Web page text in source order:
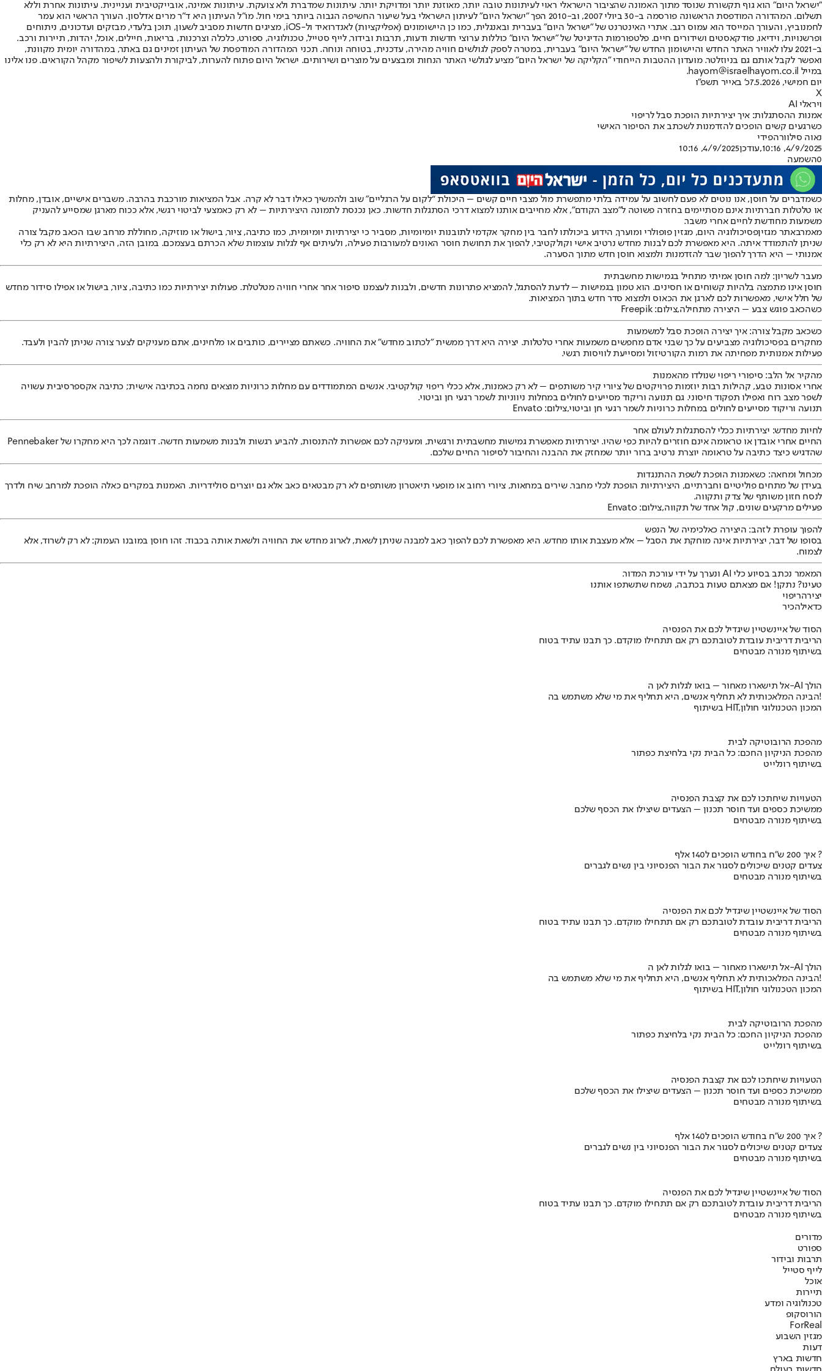
"ישראל היום" הוא גוף תקשורת שנוסד מתוך האמונה שהציבור הישראלי ראוי לעיתונות טובה יותר, מאוזנת יותר ומדויקת יותר. עיתונות שמדברת ולא צועקת. עיתונות אמינה, אובייקטיבית ועניינית. עיתונות אחרת וללא
תשלום. המהדורה המודפסת הראשונה פורסמה ב-30 ביולי 2007, וב-2010 הפך "ישראל היום" לעיתון הישראלי בעל שיעור החשיפה הגבוה ביותר בימי חול. מו"ל העיתון היא ד"ר מרים אדלסון. העורך הראשי הוא עמר
לחמנוביץ, והעורך המייסד הוא עמוס רגב. אתרי האינטרנט של "ישראל היום" בעברית ובאנגלית, כמו כן היישומונים (אפליקציות) לאנדרואיד ול-iOS, מציגים חדשות מסביב לשעון, תוכן בלעדי, מבזקים ועדכונים, ניתוחים
ופרשנויות, וידיאו, פודקאסטים ושידורים חיים. פלטפורמות הדיגיטל של "ישראל היום" כוללות ערוצי חדשות ודעות, תרבות ובידור, לייף סטייל, טכנולוגיה, ספורט, כלכלה וצרכנות, בריאות, חיילים, אוכל, יהדות, תיירות ורכב.
ב-2021 עלו לאוויר האתר החדש והיישומון החדש של "ישראל היום" בעברית, במטרה לספק לגולשים חוויה מהירה, עדכנית, בטוחה ונוחה. תכני המהדורה המודפסת של העיתון זמינים גם באתר, במהדורה יומית מקוונת,
ואפשר לקבל אותם גם בניוזלטר. מועדון ההטבות הייחודי "הקליקה של ישראל היום" מציע לגולשי האתר הנחות ומבצעים על מוצרים ושירותים. ישראל היום פתוח להערות, לביקורת ולהצעות לשיפור מקהל הקוראים. פנו אלינו
במייל hayom@israelhayom.co.il.
יום חמישי, 7.5.2026
כ' באייר תשפ"ו
X
ויראלי AI
אמנות ההסתגלות: איך יצירתיות הופכת סבל לריפוי
כשרגעים קשים הופכים להזדמנות לשכתב את הסיפור האישי
נאוה סילוורהפידי
4/9/2025, 10:16
,עודכן4/9/2025, 10:16
0השמעה
כשמדברים על חוסן, אנו נוטים לא פעם לחשוב על עמידה בלתי מתפשרת מול מצבי חיים קשים – היכולת “לקום על הרגליים” שוב ולהמשיך כאילו דבר לא קרה. אבל המציאות מורכבת בהרבה. משברים אישיים, אובדן, מחלות
או טלטלות חברתיות אינם מסתיימים בחזרה פשוטה ל"מצב הקודם", אלא מחייבים אותנו למצוא דרכי הסתגלות חדשות. כאן נכנסת לתמונה היצירתיות – לא רק כאמצעי לביטוי רגשי, אלא ככוח מארגן שמסייע להעניק
משמעות מחודשת לחיים אחרי משבר.
מאמרבאתר מגזיןפסיכולוגיה היום, מגזין פופולרי ומוערך, הידוע ביכולתו לחבר בין מחקר אקדמי לתובנות יומיומיות, מסביר כי יצירתיות יומיומית, כמו כתיבה, ציור, בישול או מוזיקה, מחוללת מרחב שבו הכאב מקבל צורה
שניתן להתמודד איתה. היא מאפשרת לכם לבנות מחדש נרטיב אישי וקולקטיבי, להפוך את תחושת חוסר האונים למעורבות פעילה, ולעיתים אף לגלות עוצמות שלא הכרתם בעצמכם. במובן הזה, היצירתיות היא לא רק כלי
אמנותי – היא הדרך להפוך שבר להזדמנות ולמצוא חוסן חדש מתוך הסערה.
מעבר לשריון: למה חוסן אמיתי מתחיל בגמישות מחשבתית
חוסן אינו מתמצה בלהיות קשוחים או חסינים. הוא טמון בגמישות – לדעת להסתגל, להמציא פתרונות חדשים, ולבנות לעצמנו סיפור אחר אחרי חוויה מטלטלת. פעולות יצירתיות כמו כתיבה, ציור, בישול או אפילו סידור מחדש
של חלל אישי, מאפשרות לכם לארגן את הכאוס ולמצוא סדר חדש בתוך המציאות.
כשהכאב פוגש צבע – היצירה מתחילה,צילום: Freepik
כשכאב מקבל צורה: איך יצירה הופכת סבל למשמעות
מחקרים בפסיכולוגיה מצביעים על כך שבני אדם מחפשים משמעות אחרי טלטלות. יצירה היא דרך ממשית "לכתוב מחדש" את החוויה. כשאתם מציירים, כותבים או מלחינים, אתם מעניקים לצער צורה שניתן להבין ולעבד.
פעילות אמנותית מפחיתה את רמות הקורטיזול ומסייעת לוויסות רגשי.
מהקיר אל הלב: סיפורי ריפוי שנולדו מהאמנות
אחרי אסונות טבע, קהילות רבות יוזמות פרויקטים של ציורי קיר משותפים – לא רק כאמנות, אלא ככלי ריפוי קולקטיבי. אנשים המתמודדים עם מחלות כרוניות מוצאים נחמה בכתיבה אישית; כתיבה אקספרסיבית עשויה
לשפר מצב רוח ואפילו תפקוד חיסוני. גם תנועה וריקוד מסייעים לחולים במחלות ניווניות לשמר רגעי חן וביטוי.
תנועה וריקוד מסייעים לחולים במחלות כרוניות לשמר רגעי חן וביטוי,צילום: Envato
לחיות מחדש: יצירתיות ככלי להסתגלות לעולם אחר
החיים אחרי אובדן או טראומה אינם חוזרים להיות כפי שהיו. יצירתיות מאפשרת גמישות מחשבתית ורגשית, ומעניקה לכם אפשרות להתנסות, להביע רגשות ולבנות משמעות חדשה. דוגמה לכך היא מחקרו של Pennebaker
שהדגיש כיצד כתיבה על טראומה יוצרת נרטיב ברור יותר שמחזק את ההבנה והחיבור לסיפור החיים שלכם.
מכחול ומחאה: כשאמנות הופכת לשפת ההתנגדות
בעידן של מתחים פוליטיים וחברתיים, היצירתיות הופכת לכלי מחבר. שירים במחאות, ציורי רחוב או מופעי תיאטרון משותפים לא רק מבטאים כאב אלא גם יוצרים סולידריות. האמנות במקרים כאלה הופכת למרחב שיח ולדרך
לנסח חזון משותף של צדק ותקווה.
פעילים מרקעים שונים, קול אחד של תקווה,צילום: Envato
להפוך עופרת לזהב: היצירה כאלכימיה של הנפש
בסופו של דבר, יצירתיות אינה מוחקת את הסבל – אלא מעצבת אותו מחדש. היא מאפשרת לכם להפוך כאב למבנה שניתן לשאת, לארוג מחדש את החוויה ולשאת אותה בכבוד. זהו חוסן במובנו העמוק: לא רק לשרוד, אלא
לצמוח.
המאמר נכתב בסיוע כלי AI ונערך על ידי עורכת המדור.
טעינו? נתקן! אם מצאתם טעות בכתבה, נשמח שתשתפו אותנו
יצירהריפוי
כדאילהכיר
הסוד של איינשטיין שיגדיל לכם את הפנסיה
הריבית דריבית עובדת לטובתכם רק אם תתחילו מוקדם. כך תבנו עתיד בטוח
בשיתוף מנורה מבטחים
אל תישארו מאחור – בואו לגלות לאן ה-AI הולך
הבינה המלאכותית לא תחליף אנשים, היא תחליף את מי שלא משתמש בה!
בשיתוף HIT,המכון הטכנולוגי חולון
מהפכת הרובוטיקה לבית
מהפכת הניקיון החכם: כל הבית נקי בלחיצת כפתור
בשיתוף רונלייט
הטעויות שיחתכו לכם את קצבת הפנסיה
ממשיכת כספים ועד חוסר תכנון – הצעדים שיצילו את הכסף שלכם
בשיתוף מנורה מבטחים
איך 200 ש"ח בחודש הופכים ל140 אלף ?
צעדים קטנים שיכולים לסגור את הבור הפנסיוני בין נשים לגברים
בשיתוף מנורה מבטחים
הסוד של איינשטיין שיגדיל לכם את הפנסיה
הריבית דריבית עובדת לטובתכם רק אם תתחילו מוקדם. כך תבנו עתיד בטוח
בשיתוף מנורה מבטחים
אל תישארו מאחור – בואו לגלות לאן ה-AI הולך
הבינה המלאכותית לא תחליף אנשים, היא תחליף את מי שלא משתמש בה!
בשיתוף HIT,המכון הטכנולוגי חולון
מהפכת הרובוטיקה לבית
מהפכת הניקיון החכם: כל הבית נקי בלחיצת כפתור
בשיתוף רונלייט
הטעויות שיחתכו לכם את קצבת הפנסיה
ממשיכת כספים ועד חוסר תכנון – הצעדים שיצילו את הכסף שלכם
בשיתוף מנורה מבטחים
איך 200 ש"ח בחודש הופכים ל140 אלף ?
צעדים קטנים שיכולים לסגור את הבור הפנסיוני בין נשים לגברים
בשיתוף מנורה מבטחים
הסוד של איינשטיין שיגדיל לכם את הפנסיה
הריבית דריבית עובדת לטובתכם רק אם תתחילו מוקדם. כך תבנו עתיד בטוח
בשיתוף מנורה מבטחים
מדורים
ספורט
תרבות ובידור
לייף סטייל
אוכל
תיירות
טכנולוגיה ומדע
הורוסקופ
ForReal
מגזין השבוע
דעות
חדשות בארץ